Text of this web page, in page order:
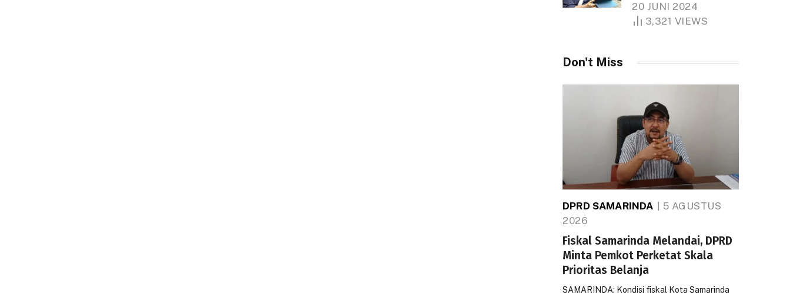
1.000 Hektare
20 JUNI 2024
3,321 VIEWS
Don't Miss
DPRD SAMARINDA
5 AGUSTUS
2026
Fiskal Samarinda Melandai, DPRD
Minta Pemkot Perketat Skala
Prioritas Belanja
SAMARINDA: Kondisi fiskal Kota Samarinda